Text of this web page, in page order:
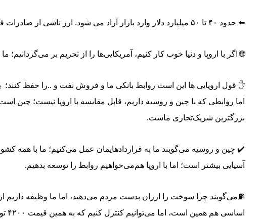
⬅️ حدود ۴۰ تا ۵۰ میلیارد دلار وارد بازار آزاد می شود. ارز ناشی از صادرات فرآورده های نفتی هم در این بازار وارد می شود.
🌐 اگر با اروپا و‌ دنیا خوب کار کنیم، آمریکایی‌ها را از تحریم بر
✋️ قول اروپایی ها این است روابط بانکی ما و فروش نفت و ..را حفظ
اما روابطی که با چین و روسیه داریم، قابل مقایسه با اروپا نیست؛ چین
بزرگترین شریک‌تجاری ماست.
✔️ چین و‌ روسیه می‌گویند ما به قراردادهایمان عمل می‌کنیم؛ ما با همه
آسیایی بیشتر است؛ اما با اروپا هم‌می‌خواهیم روابط را توسعه بدهیم.
⛽️می‌گویند چرا سوخت را ارزان بدست مردم می‌دهید، اما ما وظیفه داریم از
اساسی هم همین است، اما می‌توانیم کنترل کنیم که به همین قیمت ۴۲۰۰ تومان کالاهای اساسی به دست مردم برسد؛